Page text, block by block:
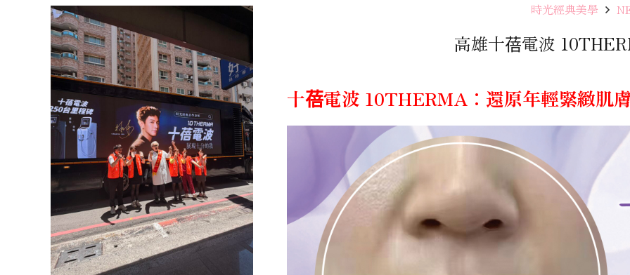
時光經典美學
高雄十蓓電波
十蓓電波 10THERMA：還原年輕緊緻肌